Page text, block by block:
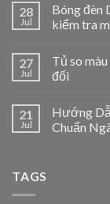
28
Jul
Bóng đèn
kiểm tra
27
Jul
Tủ so
đối
21
Jul
Hướng
Chuẩn
TAGS